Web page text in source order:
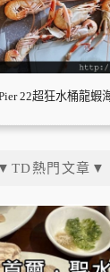
22超狂水桶龍蝦
▼TD熱門文章▼